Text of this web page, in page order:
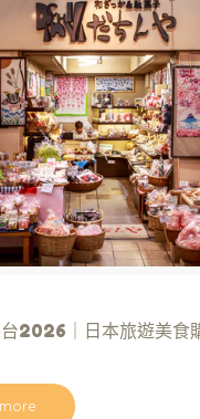
台2026｜日本旅遊美食